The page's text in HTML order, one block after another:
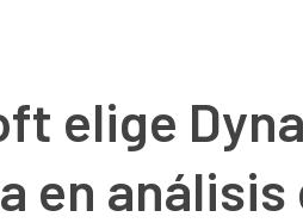
elige
en